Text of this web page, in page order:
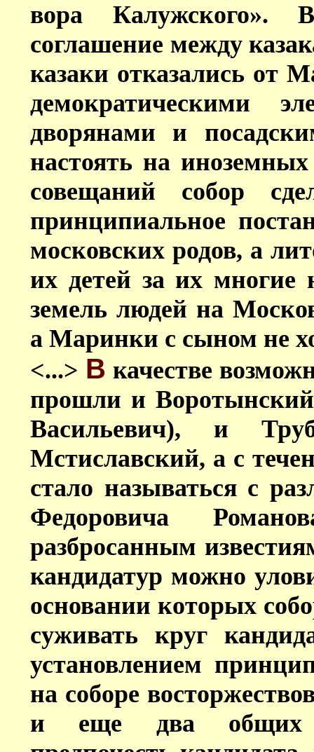
вора Калужского».
соглашение между
казаки отказались от
демократическими
дворянами и
настоять на
совещаний собор
принципиальное
московских родов, а
их детей за их
земель людей на
а Маринки с сыном не
<...> В качестве
прошли и
Васильевич), и
Мстиславский, а с
стало называться с
Федоровича
разбросанным
кандидатур можно
основании которых
суживать круг
установлением
на соборе
и еще два общих